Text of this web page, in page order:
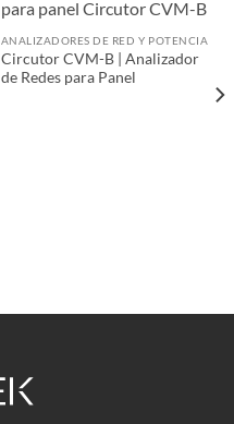
ANALIZADORES DE RED Y POTENCIA
Circutor CVM-B | Analizador
de Redes para Panel